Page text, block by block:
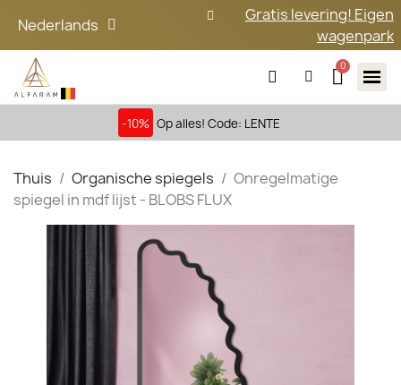
Nederlands
Gratis levering! Eigen
wagenpark
-10% Op alles! Code: LENTE
Thuis Organische spiegels
Onregelmatige
spiegel in mdf lijst - BLOBS FLUX